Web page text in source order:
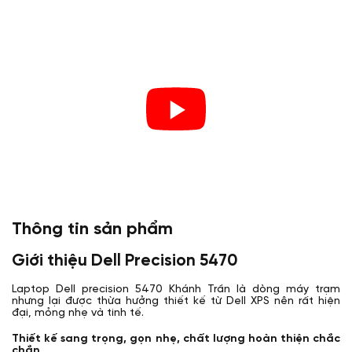
Thông tin sản phẩm
Giới thiệu Dell Precision 5470
Laptop Dell precision 5470 Khánh Trần là dòng máy trạm
nhưng lại được thừa hưởng thiết kế từ Dell XPS nên rất hiện
đại, mỏng nhẹ và tinh tế.
Thiết kế sang trọng, gọn nhẹ, chất lượng hoàn thiện chắc